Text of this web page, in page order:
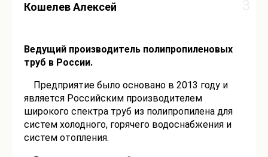
Кошелев Алексей
Ведущий производитель полипропиленовых
труб в России.
Предприятие было основано в 2013 году и
является Российским производителем
широкого спектра труб из полипропилена для
систем холодного, горячего водоснабжения и
систем отопления.